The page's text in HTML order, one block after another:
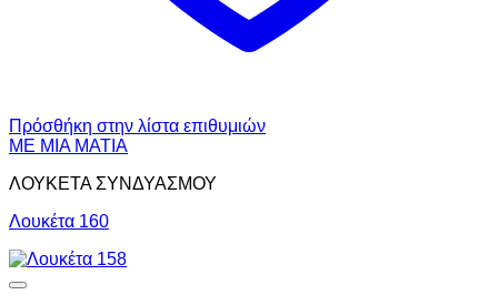
Πρόσθήκη στην λίστα επιθυμιών
ΜΕ ΜΙΑ ΜΑΤΙΑ
ΛΟΥΚΕΤΑ ΣΥΝΔΥΑΣΜΟΥ
Λουκέτα 160